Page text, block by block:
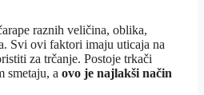
raznih veličina, oblika,
Svi ovi faktori imaju uticaja na
za trčanje. Postoje trkači
smetaju, a ovo je najlakši način